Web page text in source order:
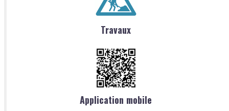
Travaux
Application mobile